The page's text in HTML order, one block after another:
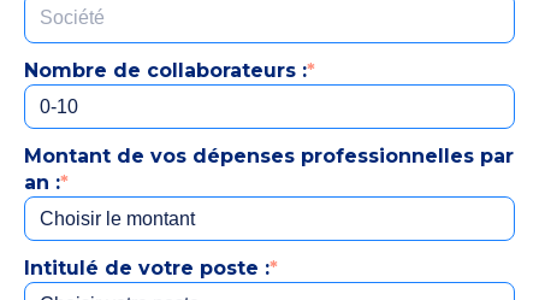
Nombre de collaborateurs :*
Montant de vos dépenses professionnelles par
an :*
Intitulé de votre poste :*